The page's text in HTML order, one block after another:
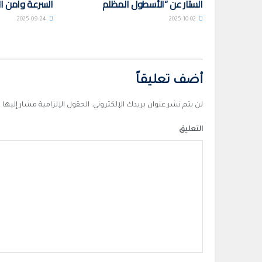
الستار عن “الأسطول المظلم السرعة وأمن
أضف تعليقاً
لن يتم نشر عنوان بريدك الإلكتروني. الحقول الإلزامية مشار إليها
التعليق